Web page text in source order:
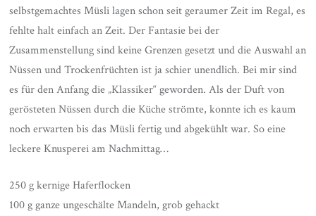
selbstgemachtes Müsli lagen schon seit geraumer Zeit im Regal, es
fehlte halt einfach an Zeit. Der Fantasie bei der
Zusammenstellung sind keine Grenzen gesetzt und die Auswahl an
Nüssen und Trockenfrüchten ist ja schier unendlich. Bei mir sind
es für den Anfang die „Klassiker“ geworden. Als der Duft von
gerösteten Nüssen durch die Küche strömte, konnte ich es kaum
noch erwarten bis das Müsli fertig und abgekühlt war. So eine
leckere Knusperei am Nachmittag…
250 g kernige Haferflocken
100 g ganze ungeschälte Mandeln, grob gehackt